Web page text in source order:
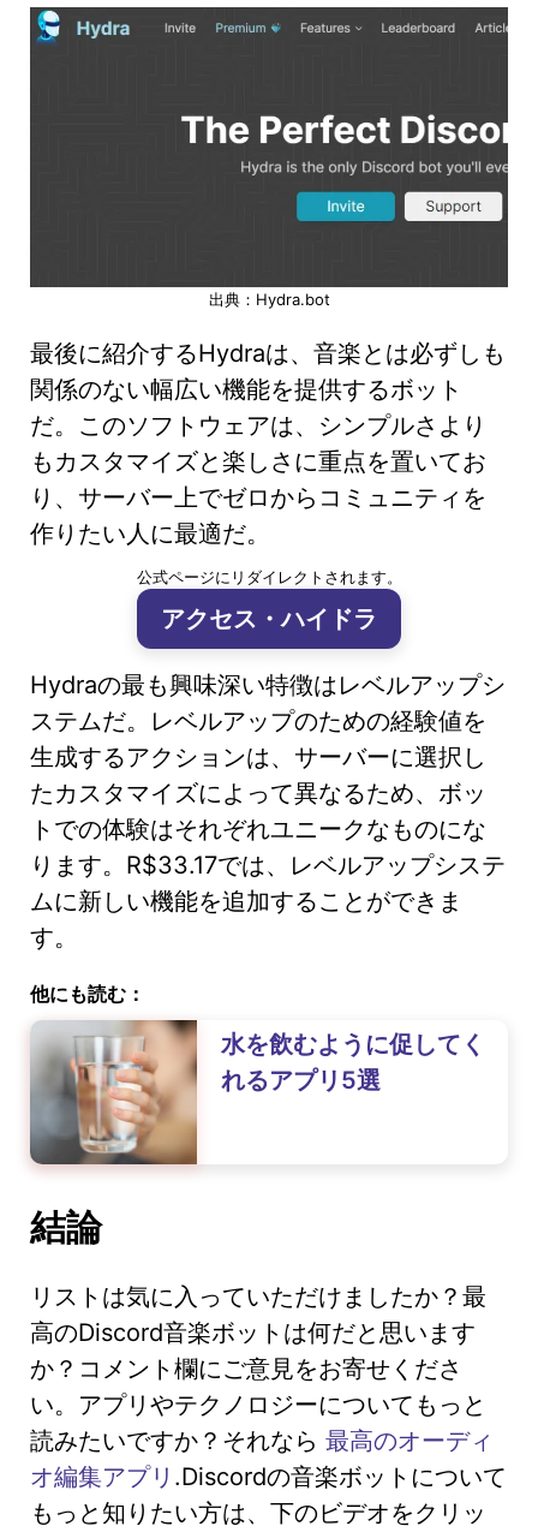
出典：Hydra.bot
最後に紹介するHydraは、音楽とは必ずしも
関係のない幅広い機能を提供するボット
だ。このソフトウェアは、シンプルさより
もカスタマイズと楽しさに重点を置いてお
り、サーバー上でゼロからコミュニティを
作りたい人に最適だ。
公式ページにリダイレクトされます。
アクセス・ハイドラ
Hydraの最も興味深い特徴はレベルアップシ
ステムだ。レベルアップのための経験値を
生成するアクションは、サーバーに選択し
たカスタマイズによって異なるため、ボッ
トでの体験はそれぞれユニークなものにな
ります。R$33.17では、レベルアップシステ
ムに新しい機能を追加することができま
す。
他にも読む：
水を飲むように促してく
れるアプリ5選
結論
リストは気に入っていただけましたか？最
高のDiscord音楽ボットは何だと思います
か？コメント欄にご意見をお寄せくださ
い。アプリやテクノロジーについてもっと
読みたいですか？それなら 最高のオーディ
オ編集アプリ .Discordの音楽ボットについて
もっと知りたい方は、下のビデオをクリッ